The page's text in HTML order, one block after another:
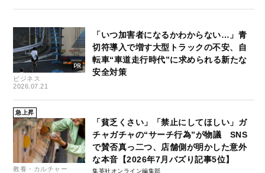
ビジネス
2026.07.21
「いつ加害者になるかわからない…」青
切符導入で増す大型トラックの不安、自
転車“車道走行時代”に求められる新たな
安全対策
急上昇
教養・カルチャー
「貧乏くさい」「禁止にしてほしい」ガ
チャガチャの“サーチ行為”が物議 SNS
で賛否真っ二つ、店舗側が明かした意外
な本音【2026年7月バズり記事5位】
集英社オンライン編集部